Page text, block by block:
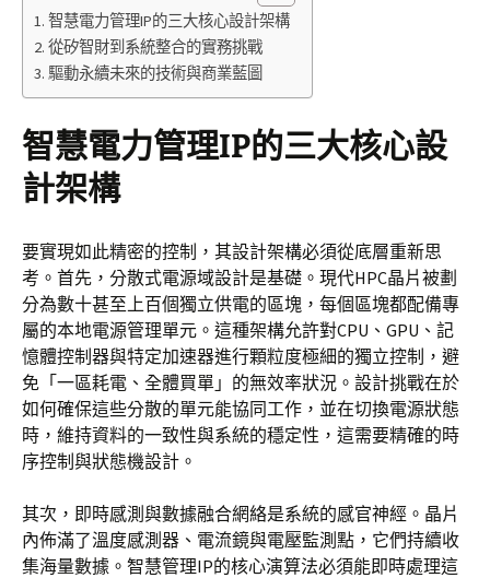
智慧電力管理IP的三大核心設計架構
從矽智財到系統整合的實務挑戰
驅動永續未來的技術與商業藍圖
智慧電力管理IP的三大核心設
計架構
要實現如此精密的控制，其設計架構必須從底層重新思
考。首先，分散式電源域設計是基礎。現代HPC晶片被劃
分為數十甚至上百個獨立供電的區塊，每個區塊都配備專
屬的本地電源管理單元。這種架構允許對CPU、GPU、記
憶體控制器與特定加速器進行顆粒度極細的獨立控制，避
免「一區耗電、全體買單」的無效率狀況。設計挑戰在於
如何確保這些分散的單元能協同工作，並在切換電源狀態
時，維持資料的一致性與系統的穩定性，這需要精確的時
序控制與狀態機設計。
其次，即時感測與數據融合網絡是系統的感官神經。晶片
內佈滿了溫度感測器、電流鏡與電壓監測點，它們持續收
集海量數據。智慧管理IP的核心演算法必須能即時處理這